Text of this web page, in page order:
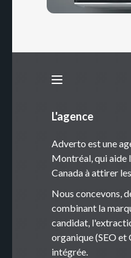
L'agence
Adverto est une
Montréal, qui aide
Canada à attirer
Nous concevons,
combinant la
candidat,
organique (SEO et
intégrée.